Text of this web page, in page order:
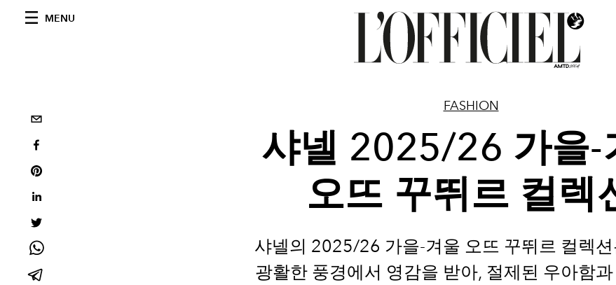
MENU
FASHION
샤넬 2025/26 가을-
오뜨 꾸뛰르 컬렉
샤넬의 2025/26 가을-겨울 오뜨 꾸뛰르 컬렉
광활한 풍경에서 영감을 받아, 절제된 우아함